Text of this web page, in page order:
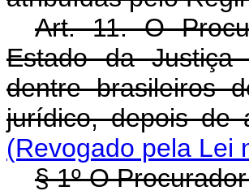
Art. 11. O
Estado da Justiça
dentre brasileiros
jurídico,
(Revogado pela Lei
§ 1º O